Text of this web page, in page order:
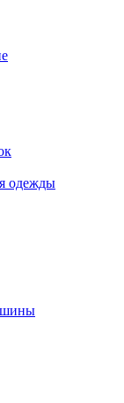
одежды